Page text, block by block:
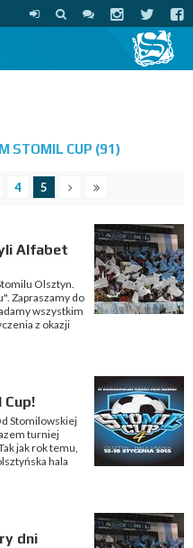
STOMIL CUP (91)
4 5
Alfabet
Olsztyn.
Zapraszamy do
wszystkim
z okazji
Stomilowskiej
turniej
jak rok temu,
hala
dni